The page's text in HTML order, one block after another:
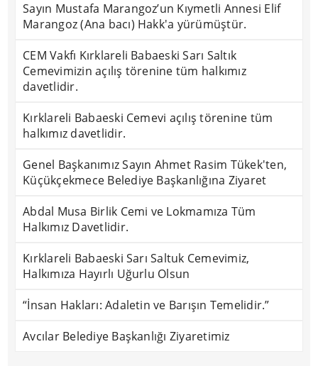
Sayın Mustafa Marangoz’un Kıymetli Annesi Elif
Marangoz (Ana bacı) Hakk'a yürümüştür.
CEM Vakfı Kırklareli Babaeski Sarı Saltık
Cemevimizin açılış törenine tüm halkımız
davetlidir.
Kırklareli Babaeski Cemevi açılış törenine tüm
halkımız davetlidir.
Genel Başkanımız Sayın Ahmet Rasim Tükek'ten,
Küçükçekmece Belediye Başkanlığına Ziyaret
Abdal Musa Birlik Cemi ve Lokmamıza Tüm
Halkımız Davetlidir.
Kırklareli Babaeski Sarı Saltuk Cemevimiz,
Halkımıza Hayırlı Uğurlu Olsun
“İnsan Hakları: Adaletin ve Barışın Temelidir.”
Avcılar Belediye Başkanlığı Ziyaretimiz